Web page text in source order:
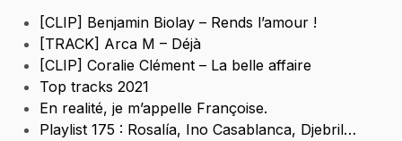
[CLIP] Benjamin Biolay – Rends l’amour !
[TRACK] Arca M – Déjà
[CLIP] Coralie Clément – La belle affaire
Top tracks 2021
En realité, je m’appelle Françoise.
Playlist 175 : Rosalía, Ino Casablanca, Djebril…